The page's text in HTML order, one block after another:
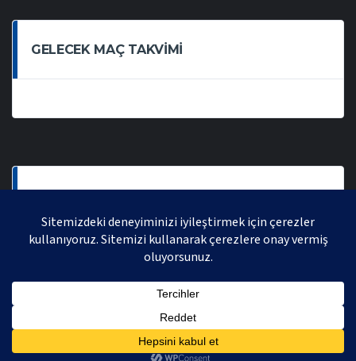
GELECEK MAÇ TAKVIMI
AVRASYA VOLEYBOL LIGI 2021 | AVRASYA SPORTIF FAALIYETLER ORGANIZASYONUDUR,
TÜM HAKLARI SAKLIDIR.